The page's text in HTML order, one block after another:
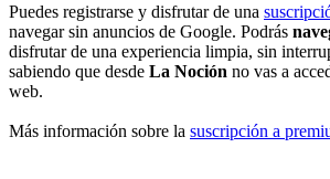
Puedes registrarse y disfrutar de una
navegar sin anuncios de Google. Podrás
disfrutar de una experiencia limpia, sin
sabiendo que desde La Noción no vas a
web.
Más información sobre la suscripción a